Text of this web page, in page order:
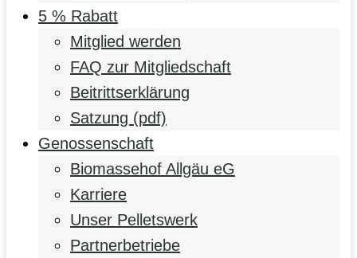
5 % Rabatt
Mitglied werden
FAQ zur Mitgliedschaft
Beitrittserklärung
Satzung (pdf)
Genossenschaft
Biomassehof Allgäu eG
Karriere
Unser Pelletswerk
Partnerbetriebe